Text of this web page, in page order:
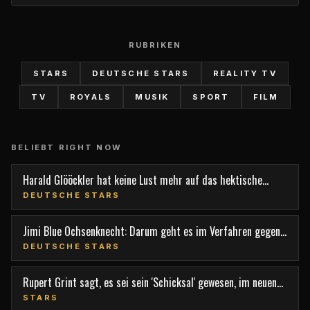
RUBRIKEN
STARS DEUTSCHE STARS REALITY TV
TV ROYALS MUSIK SPORT FILM
BELIEBT RIGHT NOW
Harald Glööckler hat keine Lust mehr auf das hektische
Berlin
DEUTSCHE STARS
Jimi Blue Ochsenknecht: Darum geht es im Verfahren gegen
den TV-Star
DEUTSCHE STARS
Rupert Grint sagt, es sei sein 'Schicksal' gewesen, im neuen
Film 'Nightborn' mitzuspielen
STARS